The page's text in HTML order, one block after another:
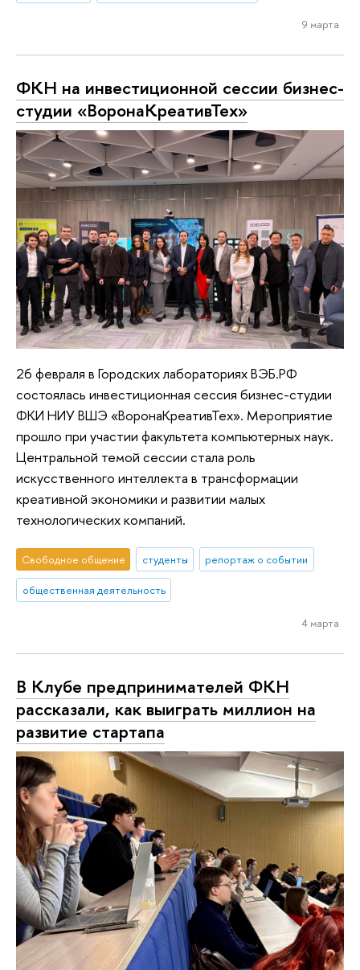
9 марта
ФКН на инвестиционной сессии бизнес-
студии «ВоронаКреативТех»
26 февраля в Городских лабораториях ВЭБ.РФ
состоялась инвестиционная сессия бизнес-студии
ФКИ НИУ ВШЭ «ВоронаКреативТех». Мероприятие
прошло при участии факультета компьютерных наук.
Центральной темой сессии стала роль
искусственного интеллекта в трансформации
креативной экономики и развитии малых
технологических компаний.
Свободное общение студенты репортаж о событии
общественная деятельность
4 марта
В Клубе предпринимателей ФКН
рассказали, как выиграть миллион на
развитие стартапа